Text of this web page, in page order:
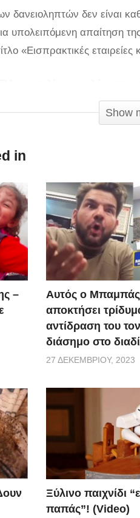
δανειοληπτών δεν είναι
υπολειπόμενη απαίτηση
«Εισπρακτικές
εκνευρισμένος
Show
in
–
Αυτός ο Μπαμπάς
αποκτήσει
αντίδραση του τον
διάσημο στο
27 ΔΕΚΕΜΒΡΊΟΥ, 2023
Ξύλινο παιχνίδι
παπάς”! (Video)